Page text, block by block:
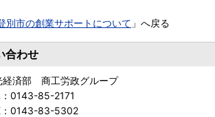
別市の創業サポートについて 」へ戻る
合わせ
経済部 商工労政グループ
0143-85-2171
0143-83-5302